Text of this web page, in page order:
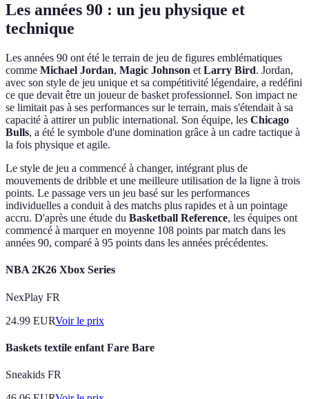
Les années 90 : un jeu physique et
technique
Les années 90 ont été le terrain de jeu de figures emblématiques
comme Michael Jordan, Magic Johnson et Larry Bird. Jordan,
avec son style de jeu unique et sa compétitivité légendaire, a redéfini
ce que devait être un joueur de basket professionnel. Son impact ne
se limitait pas à ses performances sur le terrain, mais s'étendait à sa
capacité à attirer un public international. Son équipe, les Chicago
Bulls, a été le symbole d'une domination grâce à un cadre tactique à
la fois physique et agile.
Le style de jeu a commencé à changer, intégrant plus de
mouvements de dribble et une meilleure utilisation de la ligne à trois
points. Le passage vers un jeu basé sur les performances
individuelles a conduit à des matchs plus rapides et à un pointage
accru. D'après une étude du Basketball Reference, les équipes ont
commencé à marquer en moyenne 108 points par match dans les
années 90, comparé à 95 points dans les années précédentes.
NBA 2K26 Xbox Series
NexPlay FR
24.99 EURVoir le prix
Baskets textile enfant Fare Bare
Sneakids FR